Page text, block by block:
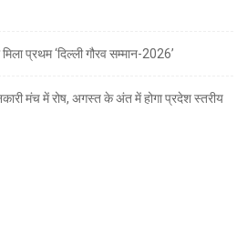
प्रथम ‘दिल्ली गौरव सम्मान-2026’
मंच में रोष, अगस्त के अंत में होगा प्रदेश स्तरीय